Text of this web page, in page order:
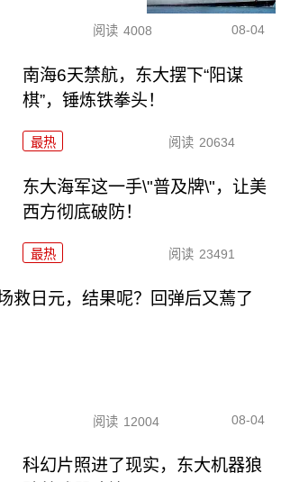
阅读 4008 08-04
南海6天禁航，东大摆下“阳谋
棋”，锤炼铁拳头！
最热 阅读 20634
东大海军这一手\"普及牌\"，让美
西方彻底破防！
最热 阅读 23491
救日元，结果呢？回弹后又蔫了
阅读 12004 08-04
科幻片照进了现实，东大机器狼